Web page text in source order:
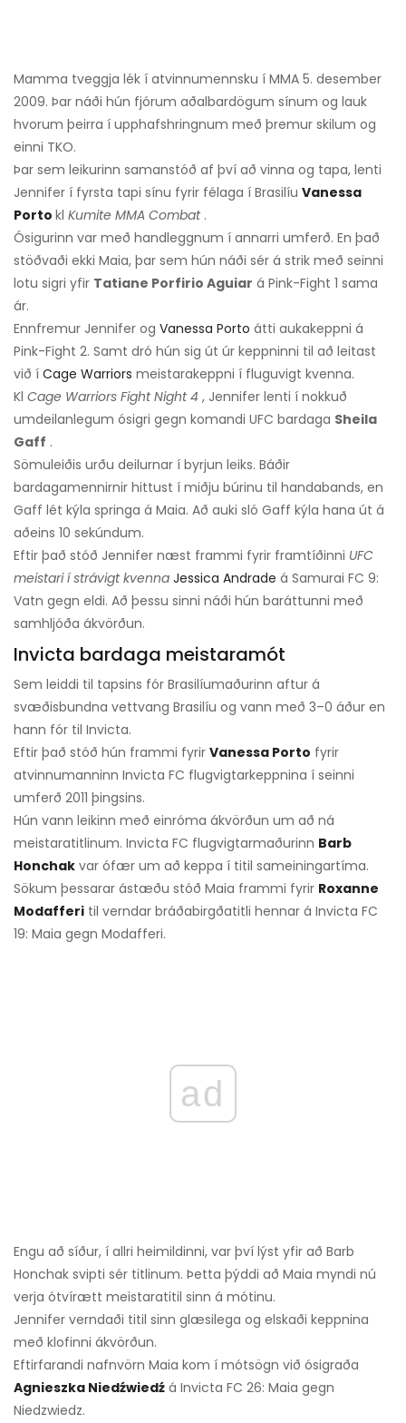
Mamma tveggja lék í atvinnumennsku í MMA 5. desember
2009. Þar náði hún fjórum aðalbardögum sínum og lauk
hvorum þeirra í upphafshringnum með þremur skilum og
einni TKO.
Þar sem leikurinn samanstóð af því að vinna og tapa, lenti
Jennifer í fyrsta tapi sínu fyrir félaga í Brasilíu Vanessa
Porto kl Kumite MMA Combat.
Ósigurinn var með handleggnum í annarri umferð. En það
stöðvaði ekki Maia, þar sem hún náði sér á strik með seinni
lotu sigri yfir Tatiane Porfirio Aguiar á Pink-Fight 1 sama
ár.
Ennfremur Jennifer og Vanessa Porto átti aukakeppni á
Pink-Fight 2. Samt dró hún sig út úr keppninni til að leitast
við í Cage Warriors meistarakeppni í fluguvigt kvenna.
Kl Cage Warriors Fight Night 4 , Jennifer lenti í nokkuð
umdeilanlegum ósigri gegn komandi UFC bardaga Sheila
Gaff .
Sömuleiðis urðu deilurnar í byrjun leiks. Báðir
bardagamennirnir hittust í miðju búrinu til handabands, en
Gaff lét kýla springa á Maia. Að auki sló Gaff kýla hana út á
aðeins 10 sekúndum.
Eftir það stóð Jennifer næst frammi fyrir framtíðinni UFC
meistari í strávigt kvenna Jessica Andrade á Samurai FC 9:
Vatn gegn eldi. Að þessu sinni náði hún baráttunni með
samhljóða ákvörðun.
Invicta bardaga meistaramót
Sem leiddi til tapsins fór Brasilíumaðurinn aftur á
svæðisbundna vettvang Brasilíu og vann með 3–0 áður en
hann fór til Invicta.
Eftir það stóð hún frammi fyrir Vanessa Porto fyrir
atvinnumanninn Invicta FC flugvigtarkeppnina í seinni
umferð 2011 þingsins.
Hún vann leikinn með einróma ákvörðun um að ná
meistaratitlinum. Invicta FC flugvigtarmaðurinn Barb
Honchak var ófær um að keppa í titil sameiningartíma.
Sökum þessarar ástæðu stóð Maia frammi fyrir Roxanne
Modafferi til verndar bráðabirgðatitli hennar á Invicta FC
19: Maia gegn Modafferi.
ad
Engu að síður, í allri heimildinni, var því lýst yfir að Barb
Honchak svipti sér titlinum. Þetta þýddi að Maia myndi nú
verja ótvírætt meistaratitil sinn á mótinu.
Jennifer verndaði titil sinn glæsilega og elskaði keppnina
með klofinni ákvörðun.
Eftirfarandi nafnvörn Maia kom í mótsögn við ósigraða
Agnieszka Niedźwiedź á Invicta FC 26: Maia gegn
Niedzwiedz.